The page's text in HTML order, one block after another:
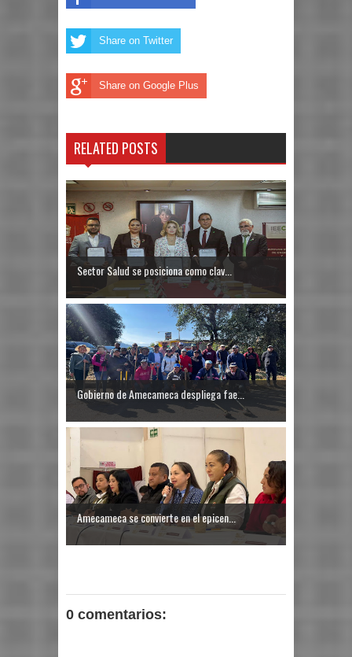
Share on Twitter
Share on Google Plus
RELATED POSTS
Sector Salud se posiciona como clav...
Gobierno de Amecameca despliega fae...
Amecameca se convierte en el epicen...
0 comentarios: